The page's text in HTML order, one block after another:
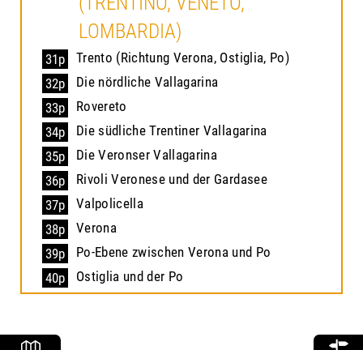
LOMBARDIA)
31p
Trento (Richtung Verona, Ostiglia, Po)
32p
Die nördliche Vallagarina
33p
Rovereto
34p
Die südliche Trentiner Vallagarina
35p
Die Veronser Vallagarina
36p
Rivoli Veronese und der Gardasee
37p
Valpolicella
38p
Verona
39p
Po-Ebene zwischen Verona und Po
40p
Ostiglia und der Po